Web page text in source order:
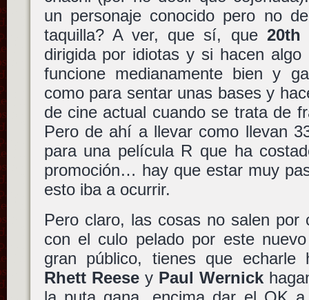
un personaje conocido pero no
taquilla? A ver, que sí, que 20th
dirigida por idiotas y si hacen
funcione medianamente bien y
como para sentar unas bases y
de cine actual cuando se trata de
Pero de ahí a llevar como llevan
para una película R que ha
promoción… hay que estar muy
esto iba a ocurrir.
Pero claro, las cosas no salen por
con el culo pelado por este
gran público, tienes que echarle
Rhett Reesey Paul Wernick